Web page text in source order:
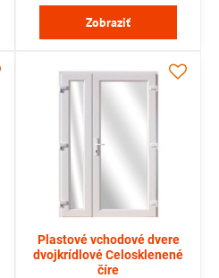
Zobraziť
Plastové vchodové dvere
dvojkrídlové Celosklenené
číre